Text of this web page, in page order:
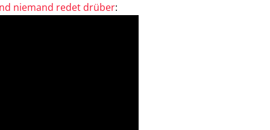
niemand redet drüber: